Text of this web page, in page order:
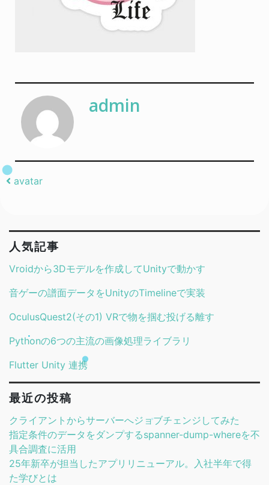
admin
Post navigation
avatar
人気記事
Vroidから3Dモデルを作成してUnityで動かす
音ゲーの譜面データをUnityのTimelineで実装
OculusQuest2(その1) VRで物を掴む投げる離す
Pythonの6つの主流の画像処理ライブラリ
Flutter Unity 連携
最近の投稿
クライアントからサーバーへジョブチェンジしてみた
指定条件のデータをダンプするspanner-dump-whereを不
具合調査に活用
25年新卒が担当したアプリリニューアル。入社半年で得
た学びとは